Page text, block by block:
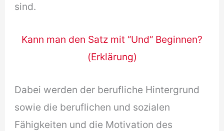
sind.
Kann man den Satz mit “Und“ Beginnen?
(Erklärung)
Dabei werden der berufliche Hintergrund
sowie die beruflichen und sozialen
Fähigkeiten und die Motivation des